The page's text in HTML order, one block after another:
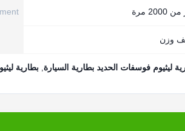
مرة
وزن
ليثيوم فوسفات الحديد بطارية السيارة بطارية